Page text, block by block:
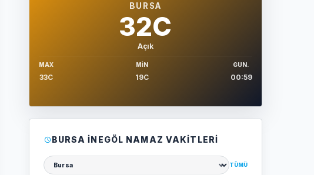
BURSA
32C
Açık
MAX
33C
MIN
19C
GUN.
00:59
BURSA İNEGÖL NAMAZ VAKITLERI
Şehir seçin
TÜMÜ